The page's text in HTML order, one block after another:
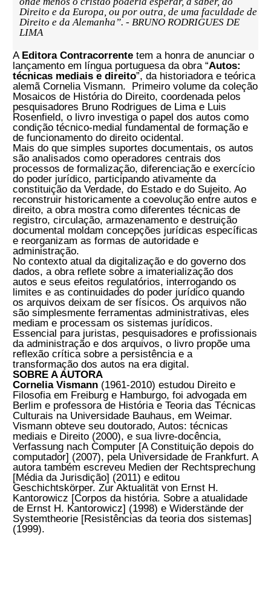
Encadernação:Brochura
ISBN:9786553963269
Dimensões:15.5cm×3.5cm×22.5cm
Páginas:618Peso: 900g
SOBRE
“(...) Você tem em mãos o mais criativo dos livros da
História do Direito que você já viu. Autos: técnicas
mediais e Direito é um monumento das ciências
humanas e, em tempos de tanta pobreza intelectual,
tanta indigência colonial de nossas (lá elas) elites
acadêmicas, é quase que um milagre vê-lo surgir de
onde menos o cristão poderia esperar, a saber, do
Direito e da Europa, ou por outra, de uma faculdade de
Direito e da Alemanha”. - BRUNO RODRIGUES DE
LIMA
AEditora Contracorrentetem a honra de
anunciar o lançamento em língua portuguesa
da obra “Autos: técnicas mediais e direito”, da
historiadora e teórica alemã Cornelia Vismann.
Primeiro volume da coleção Mosaicos de
História do Direito, coordenada pelos
pesquisadores Bruno Rodrigues de Lima e Luis
Rosenfield, o livro investiga o papel dos autos
como condição técnico-medial fundamental
de formação e de funcionamento do direito
ocidental.
Mais do que simples suportes documentais, os
autos são analisados como operadores
centrais dos processos de formalização,
diferenciação e exercício do poder jurídico,
participando ativamente da constituição da
Verdade, do Estado e do Sujeito. Ao reconstruir
historicamente a coevolução entre autos e
direito, a obra mostra como diferentes técnicas
de registro, circulação, armazenamento e
destruição documental moldam concepções
jurídicas específicas e reorganizam as formas
de autoridade e administração.
No contexto atual da digitalização e do
governo dos dados, a obra reflete sobre a
imaterialização dos autos e seus efeitos
regulatórios, interrogando os limites e as
continuidades do poder jurídico quando os